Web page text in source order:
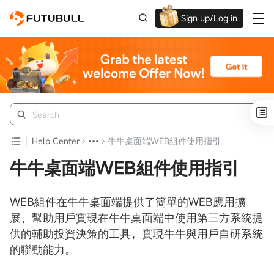
Sign up/Log in
Up to $1,600 Welcome Rewards!
Help Center 牛牛桌面端WEB組件使用指引
牛牛桌面端WEB組件使用指引
WEB組件在牛牛桌面端提供了簡單的WEB應用擴
展，幫助用戶實現在牛牛桌面端中使用第三方系統提
供的輔助投資決策的工具，實現牛牛與用戶自研系統
的聯動能力。